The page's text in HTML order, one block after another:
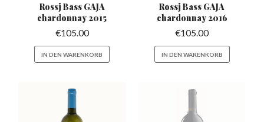
Rossj Bass GAJA
chardonnay 2015
€105.00
IN DEN WARENKORB
Rossj Bass GAJA
chardonnay 2016
€105.00
IN DEN WARENKORB